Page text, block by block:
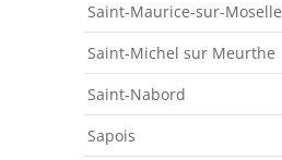
Saint-Maurice-sur-Moselle
Saint-Michel sur Meurthe
Saint-Nabord
Sapois